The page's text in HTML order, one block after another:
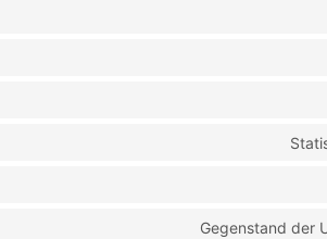
Gegenstand der